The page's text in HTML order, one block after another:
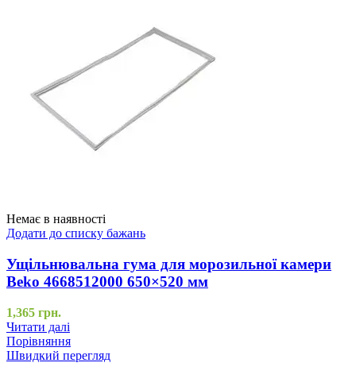
Немає в наявності
Додати до списку бажань
Ущільнювальна гума для морозильної камери
Beko 4668512000 650×520 мм
1,365 грн.
Читати далі
Порівняння
Швидкий перегляд